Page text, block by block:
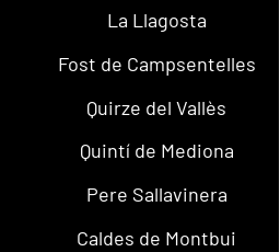
La Llagosta
Fost de Campsentelles
Quirze del Vallès
Quintí de Mediona
Pere Sallavinera
Caldes de Montbui